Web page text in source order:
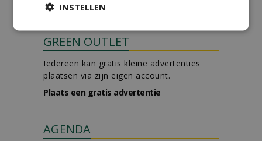
meer Groene Banen
GREEN OUTLET
Iedereen kan gratis kleine advertenties
plaatsen via zijn eigen account.
Plaats een gratis advertentie
AGENDA
INSTELLEN